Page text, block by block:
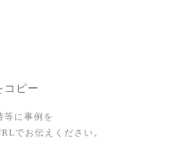
と感謝の気持
コピー
等に事例を
でお伝えください。